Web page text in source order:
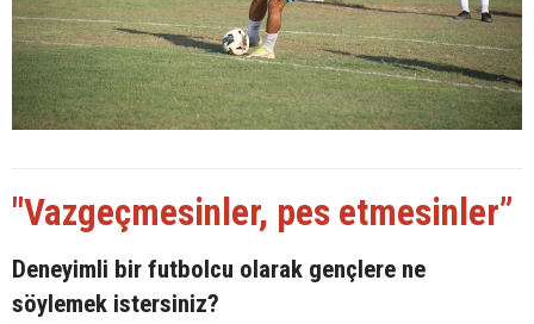
"Vazgeçmesinler, pes etmesinler”
Deneyimli bir futbolcu olarak gençlere ne
söylemek istersiniz?